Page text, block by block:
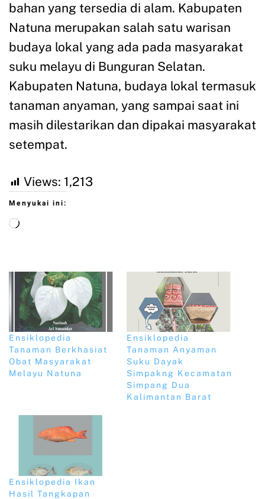
bahan yang tersedia di alam. Kabupaten
Natuna merupakan salah satu warisan
budaya lokal yang ada pada masyarakat
suku melayu di Bunguran Selatan.
Kabupaten Natuna, budaya lokal termasuk
tanaman anyaman, yang sampai saat ini
masih dilestarikan dan dipakai masyarakat
setempat.
Views: 1,213
Menyukai ini:
Ensiklopedia
Tanaman Berkhasiat
Obat Masyarakat
Melayu Natuna
Ensiklopedia
Tanaman Anyaman
Suku Dayak
Simpakng Kecamatan
Simpang Dua
Kalimantan Barat
Ensiklopedia Ikan
Hasil Tangkapan